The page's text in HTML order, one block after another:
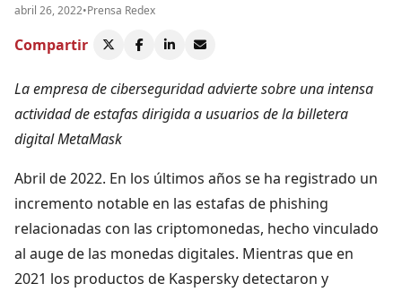
abril 26, 2022•Prensa Redex
Compartir
La empresa de ciberseguridad advierte sobre una intensa
actividad de estafas dirigida a usuarios de la billetera
digital MetaMask
Abril de 2022. En los últimos años se ha registrado un
incremento notable en las estafas de phishing
relacionadas con las criptomonedas, hecho vinculado
al auge de las monedas digitales. Mientras que en
2021 los productos de Kaspersky detectaron y